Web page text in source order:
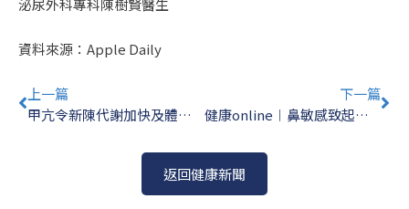
資料來源：Apple Daily
Prev
上一篇
甲亢令新陳代謝加快及體重下降｜耳鼻喉專科醫生拆解甲亢5大迷思及治療方法
下一篇
健康online︱鼻敏感致起床時頭痛兼口乾 熱賣薄荷通鼻棒成效短暫宜早晚洗鼻
返回健康新聞